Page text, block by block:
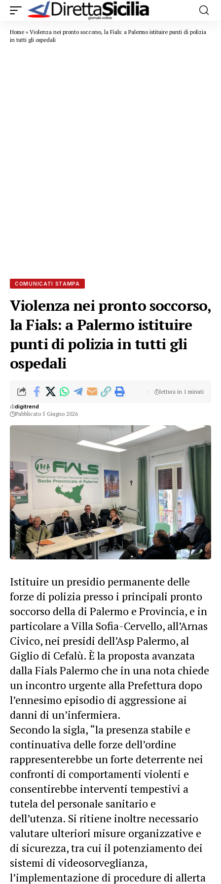
Home » Violenza nei pronto soccorso, la Fials: a Palermo istituire punti di polizia
in tutti gli ospedali
COMUNICATI STAMPA
Violenza nei pronto soccorso,
la Fials: a Palermo istituire
punti di polizia in tutti gli
ospedali
didigitrend
Pubblicato 5 Giugno 2026
lettura in 1 minuti
Istituire un presidio permanente delle
forze di polizia presso i principali pronto
soccorso della di Palermo e Provincia, e in
particolare a Villa Sofia-Cervello, all’Arnas
Civico, nei presidi dell’Asp Palermo, al
Giglio di Cefalù. È la proposta avanzata
dalla Fials Palermo che in una nota chiede
un incontro urgente alla Prefettura dopo
l’ennesimo episodio di aggressione ai
danni di un’infermiera.
Secondo la sigla, “la presenza stabile e
continuativa delle forze dell’ordine
rappresenterebbe un forte deterrente nei
confronti di comportamenti violenti e
consentirebbe interventi tempestivi a
tutela del personale sanitario e
dell’utenza. Si ritiene inoltre necessario
valutare ulteriori misure organizzative e
di sicurezza, tra cui il potenziamento dei
sistemi di videosorveglianza,
l’implementazione di procedure di allerta